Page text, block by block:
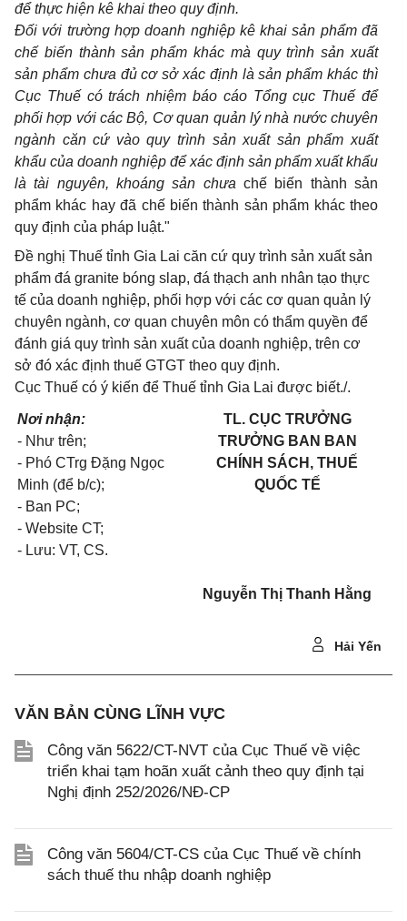
để thực hiện kê khai theo quy định.
Đối với trường hợp doanh nghiệp kê khai sản phẩm đã
chế biến thành sản phẩm khác mà quy trình sản xuất
sản phẩm chưa đủ cơ sở xác định là sản phẩm khác thì
Cục Thuế có trách nhiệm báo cáo Tổng cục Thuế để
phối hợp với các Bộ, Cơ quan quản lý nhà nước chuyên
ngành căn cứ vào quy trình sản xuất sản phẩm xuất
khẩu của doanh nghiệp để xác định sản phẩm xuất khẩu
là tài nguyên, khoáng sản chưa chế biến thành sản
phẩm khác hay đã chế biến thành sản phẩm khác theo
quy định của pháp luật."
Đề nghị Thuế tỉnh Gia Lai căn cứ quy trình sản xuất sản
phẩm đá granite bóng slap, đá thạch anh nhân tạo thực
tế của doanh nghiệp, phối hợp với các cơ quan quản lý
chuyên ngành, cơ quan chuyên môn có thẩm quyền để
đánh giá quy trình sản xuất của doanh nghiệp, trên cơ
sở đó xác định thuế GTGT theo quy định.
Cục Thuế có ý kiến để Thuế tỉnh Gia Lai được biết./.
Nơi nhận:
- Như trên;
- Phó CTrg Đặng Ngọc
Minh (để b/c);
- Ban PC;
- Website CT;
- Lưu: VT, CS.
TL. CỤC TRƯỞNG
TRƯỞNG BAN BAN
CHÍNH SÁCH, THUẾ
QUỐC TẾ
Nguyễn Thị Thanh Hằng
Hải Yến
VĂN BẢN CÙNG LĨNH VỰC
Công văn 5622/CT-NVT của Cục Thuế về việc
triển khai tạm hoãn xuất cảnh theo quy định tại
Nghị định 252/2026/NĐ-CP
Công văn 5604/CT-CS của Cục Thuế về chính
sách thuế thu nhập doanh nghiệp